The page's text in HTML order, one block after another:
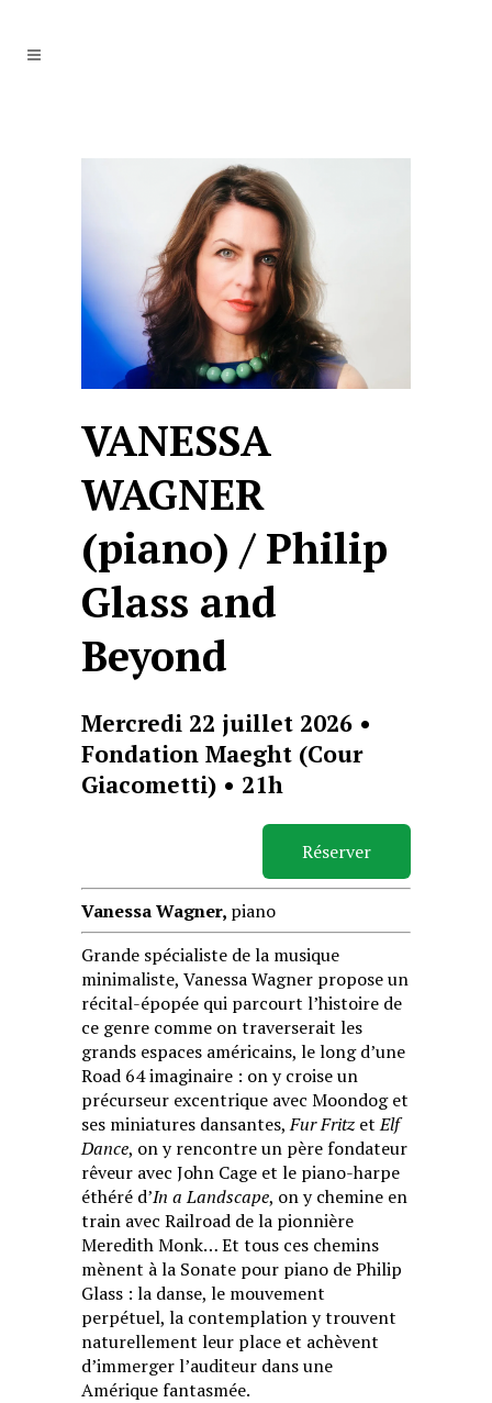
VANESSA
WAGNER
(piano) / Philip
Glass and
Beyond
Mercredi 22 juillet 2026 •
Fondation Maeght (Cour
Giacometti) • 21h
Réserver
Vanessa Wagner, piano
Grande spécialiste de la musique
minimaliste, Vanessa Wagner propose un
récital-épopée qui parcourt l’histoire de
ce genre comme on traverserait les
grands espaces américains, le long d’une
Road 64 imaginaire : on y croise un
précurseur excentrique avec Moondog et
ses miniatures dansantes,Fur Fritz etElf
Dance, on y rencontre un père fondateur
rêveur avec John Cage et le piano-harpe
éthéré d’In a Landscape, on y chemine en
train avec Railroad de la pionnière
Meredith Monk… Et tous ces chemins
mènent à la Sonate pour piano de Philip
Glass : la danse, le mouvement
perpétuel, la contemplation y trouvent
naturellement leur place et achèvent
d’immerger l’auditeur dans une
Amérique fantasmée.